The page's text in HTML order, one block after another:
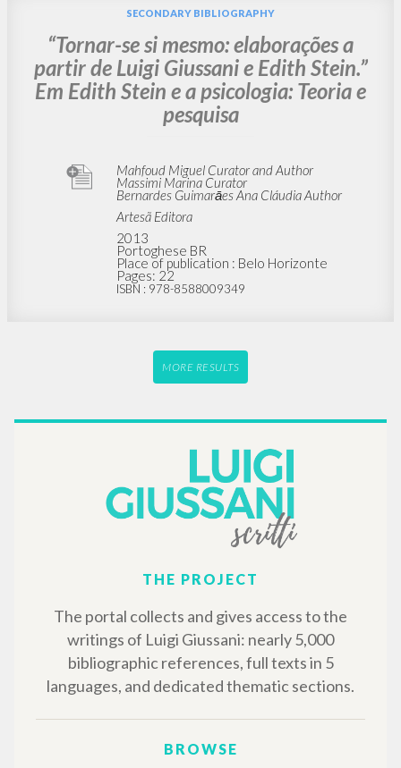
SECONDARY BIBLIOGRAPHY
“Tornar-se si mesmo: elaborações a
partir de Luigi Giussani e Edith Stein.”
Em Edith Stein e a psicologia: Teoria e
pesquisa
Mahfoud Miguel Curator and Author
Massimi Marina Curator
Bernardes Guimarāes Ana Cláudia Author
Artesã Editora
2013
Portoghese BR
Place of publication : Belo Horizonte
Pages: 22
ISBN : 978-8588009349
MORE RESULTS
THE PROJECT
The portal collects and gives access to the
writings of Luigi Giussani: nearly 5,000
bibliographic references, full texts in 5
languages, and dedicated thematic sections.
BROWSE